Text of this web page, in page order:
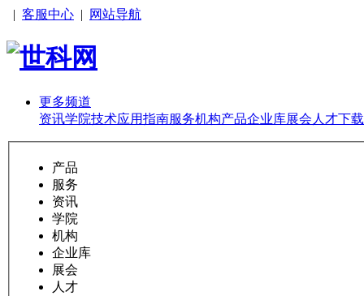
| 客服中心 | 网站导航
更多频道
资讯学院技术应用指南服务机构产品企业库展会 人才下载
产品
服务
资讯
学院
机构
企业库
展会
人才